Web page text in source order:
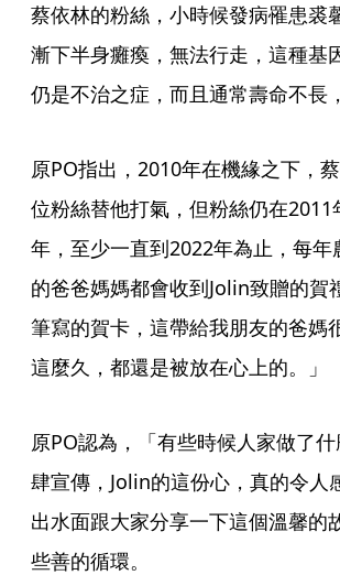
蔡依林的粉絲，小時候發病罹患裘
漸下半身癱瘓，無法行走，這種基
仍是不治之症，而且通常壽命不長
原PO指出，2010年在機緣之下，
位粉絲替他打氣，但粉絲仍在2011
年，至少一直到2022年為止，每年
的爸爸媽媽都會收到Jolin致贈的賀
筆寫的賀卡，這帶給我朋友的爸媽
這麼久，都還是被放在心上的。」
原PO認為，「有些時候人家做了
肆宣傳，Jolin的這份心，真的令人
出水面跟大家分享一下這個溫馨的
些善的循環。